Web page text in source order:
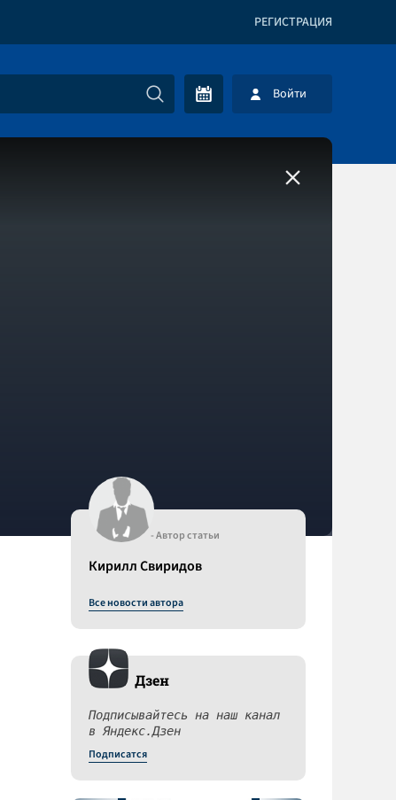
РЕГИСТРАЦИЯ
Войти
- Автор статьи
Кирилл Свиридов
Все новости автора
Дзен
Подписывайтесь на наш канал
в Яндекс.Дзен
Подписатся